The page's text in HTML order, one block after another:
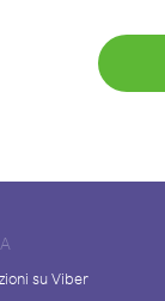
su Viber